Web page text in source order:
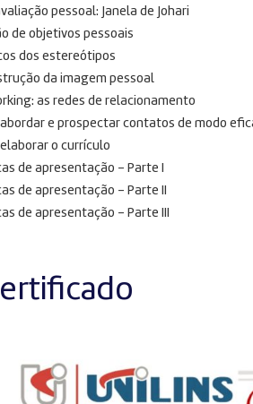
pessoal: Janela de Johari
de objetivos pessoais
dos estereótipos
da imagem pessoal
as redes de relacionamento
e prospectar contatos de modo
o currículo
de apresentação – Parte I
de apresentação – Parte II
de apresentação – Parte III